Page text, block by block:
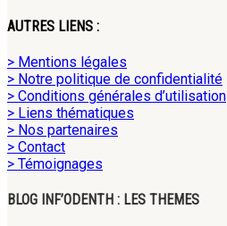
AUTRES LIENS :
> Mentions légales
> Notre politique de confidentialité
> Conditions générales d’utilisation
> Liens thématiques
> Nos partenaires
> Contact
> Témoignages
BLOG INF’ODENTH : LES THEMES